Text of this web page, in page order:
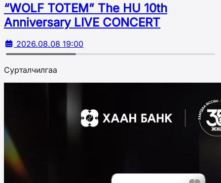
“WOLF TOTEM” The HU 10th
Аnniversary LIVE CONCERT
2026.08.08 19:00
Сурталчилгаа